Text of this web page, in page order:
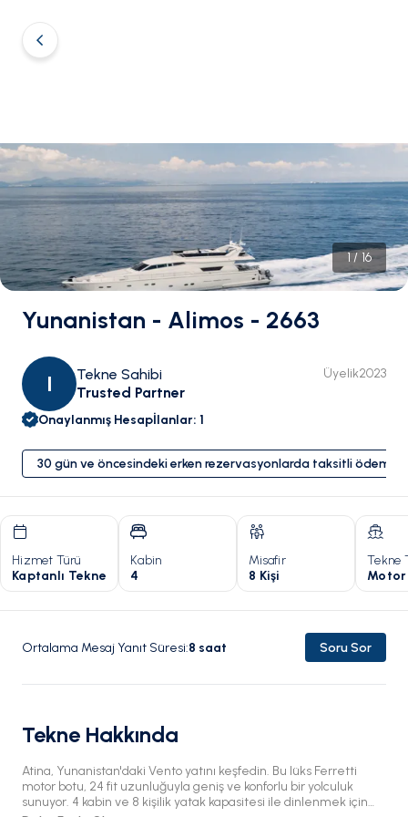
1/ 16
Yunanistan - Alimos - 2663
I
Tekne Sahibi
Trusted Partner
Üyelik2023
Onaylanmış Hesapİlanlar: 1
30 gün ve öncesindeki erken rezervasyonlarda taksitli ödeme
Hizmet Türü
Kaptanlı Tekne
Kabin
4
Misafir
8 Kişi
Tekne
Ortalama Mesaj Yanıt Süresi:8 saat Soru Sor
Tekne Hakkında
Atina, Yunanistan'daki Vento yatını keşfedin. Bu lüks Ferretti
motor botu, 24 fit uzunluğuyla geniş ve konforlu bir yolculuk
sunuyor. 4 kabin ve 8 kişilik yatak kapasitesi ile dinlenmek için